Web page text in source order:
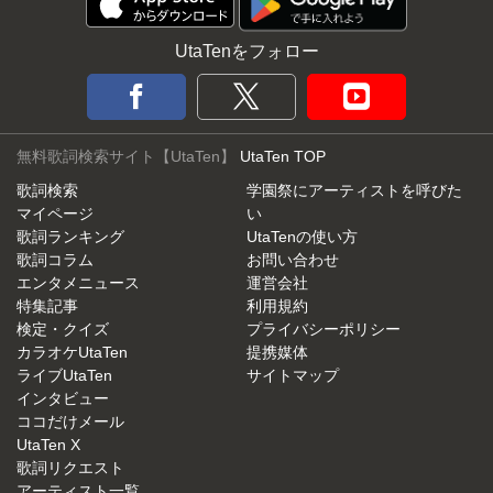
UtaTenをフォロー
無料歌詞検索サイト【UtaTen】 UtaTen TOP
歌詞検索
マイページ
歌詞ランキング
歌詞コラム
エンタメニュース
特集記事
検定・クイズ
カラオケUtaTen
ライブUtaTen
インタビュー
ココだけメール
UtaTen X
歌詞リクエスト
学園祭にアーティストを呼びた
い
UtaTenの使い方
お問い合わせ
運営会社
利用規約
プライバシーポリシー
提携媒体
サイトマップ